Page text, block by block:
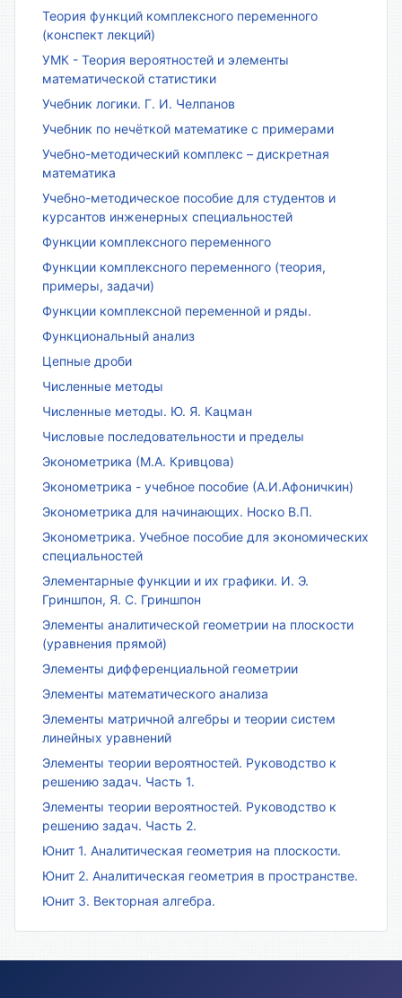
Теория функций комплексного переменного
(конспект лекций)
УМК - Теория вероятностей и элементы
математической статистики
Учебник логики. Г. И. Челпанов
Учебник по нечёткой математике с примерами
Учебно-методический комплекс – дискретная
математика
Учебно-методическое пособие для студентов и
курсантов инженерных специальностей
Функции комплексного переменного
Функции комплексного переменного (теория,
примеры, задачи)
Функции комплексной переменной и ряды.
Функциональный анализ
Цепные дроби
Численные методы
Численные методы. Ю. Я. Кацман
Числовые последовательности и пределы
Эконометрика (М.А. Кривцова)
Эконометрика - учебное пособие (А.И.Афоничкин)
Эконометрика для начинающих. Носко В.П.
Эконометрика. Учебное пособие для экономических
специальностей
Элементарные функции и их графики. И. Э.
Гриншпон, Я. С. Гриншпон
Элементы аналитической геометрии на плоскости
(уравнения прямой)
Элементы дифференциальной геометрии
Элементы математического анализа
Элементы матричной алгебры и теории систем
линейных уравнений
Элементы теории вероятностей. Руководство к
решению задач. Часть 1.
Элементы теории вероятностей. Руководство к
решению задач. Часть 2.
Юнит 1. Аналитическая геометрия на плоскости.
Юнит 2. Аналитическая геометрия в пространстве.
Юнит 3. Векторная алгебра.